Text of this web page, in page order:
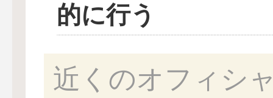
的に行う
近くのオフィシ